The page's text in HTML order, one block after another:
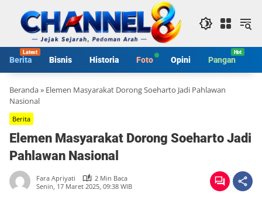
konten
Berita Bisnis Historia Foto Opini Pangan
Beranda» Elemen Masyarakat Dorong Soeharto Jadi Pahlawan
Nasional
Berita
Elemen Masyarakat Dorong Soeharto Jadi
Pahlawan Nasional
Fara Apriyati
2 Min Baca
Senin, 17 Maret 2025, 09:38 WIB